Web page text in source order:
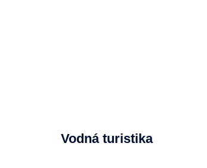
Vodná turistika